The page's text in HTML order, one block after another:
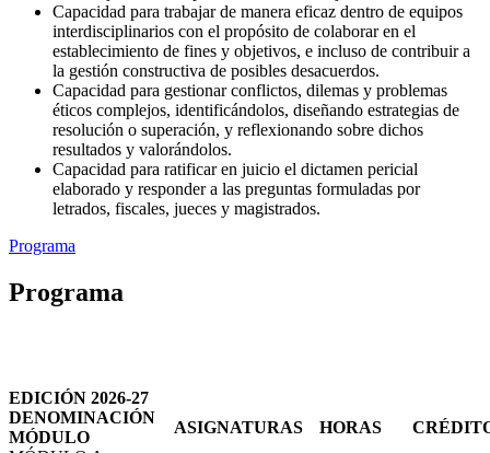
Capacidad para trabajar de manera eficaz dentro de equipos
interdisciplinarios con el propósito de colaborar en el
establecimiento de fines y objetivos, e incluso de contribuir a
la gestión constructiva de posibles desacuerdos.
Capacidad para gestionar conflictos, dilemas y problemas
éticos complejos, identificándolos, diseñando estrategias de
resolución o superación, y reflexionando sobre dichos
resultados y valorándolos.
Capacidad para ratificar en juicio el dictamen pericial
elaborado y responder a las preguntas formuladas por
letrados, fiscales, jueces y magistrados.
Programa
Programa
EDICIÓN 2026-27
DENOMINACIÓN
MÓDULO
ASIGNATURAS HORAS